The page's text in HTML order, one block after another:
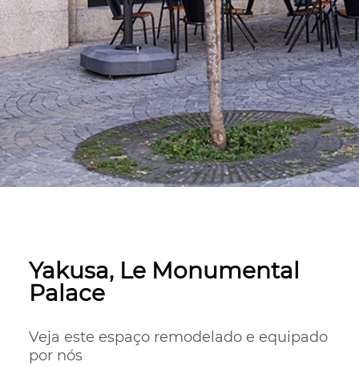
Yakusa, Le Monumental
Palace
Veja este espaço remodelado e equipado
por nós